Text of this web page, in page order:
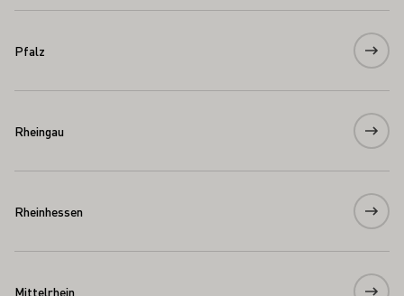
Pfalz
Rheingau
Rheinhessen
Mittelrhein